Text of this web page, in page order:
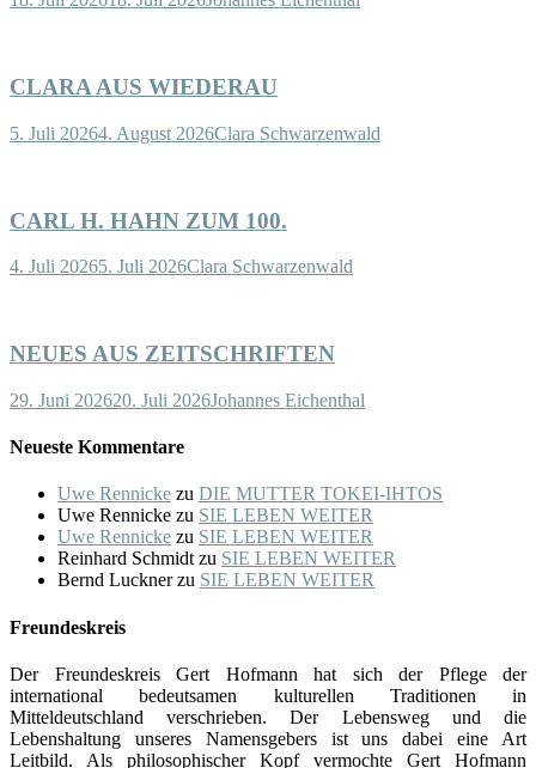
CLARA AUS WIEDERAU
5. Juli 20264. August 2026Clara Schwarzenwald
CARL H. HAHN ZUM 100.
4. Juli 20265. Juli 2026Clara Schwarzenwald
NEUES AUS ZEITSCHRIFTEN
29. Juni 202620. Juli 2026Johannes Eichenthal
Neueste Kommentare
Uwe Rennicke zu DIE MUTTER TOKEI-IHTOS
Uwe Rennicke zu SIE LEBEN WEITER
Uwe Rennicke zu SIE LEBEN WEITER
Reinhard Schmidt zu SIE LEBEN WEITER
Bernd Lucknerzu SIE LEBEN WEITER
Freundeskreis
Der Freundeskreis Gert Hofmann hat sich der Pflege der
international bedeutsamen kulturellen Traditionen in
Mitteldeutschland verschrieben. Der Lebensweg und die
Lebenshaltung unseres Namensgebers ist uns dabei eine Art
Leitbild. Als philosophischer Kopf vermochte Gert Hofmann